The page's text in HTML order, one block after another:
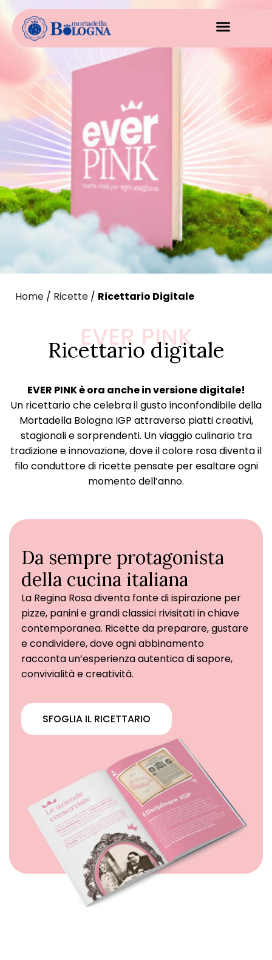
Home / Ricette / Ricettario Digitale
EVER PINK
Ricettario digitale
EVER PINK è ora anche in versione digitale!
Un ricettario che celebra il gusto inconfondibile della
Mortadella Bologna IGP attraverso piatti creativi,
stagionali e sorprendenti. Un viaggio culinario tra
tradizione e innovazione, dove il colore rosa diventa il
filo conduttore di ricette pensate per esaltare ogni
momento dell’anno.
Da sempre protagonista
della cucina italiana
La Regina Rosa diventa fonte di ispirazione per
pizze, panini e grandi classici rivisitati in chiave
contemporanea. Ricette da preparare, gustare
e condividere, dove ogni abbinamento
racconta un’esperienza autentica di sapore,
convivialità e creatività.
SFOGLIA IL RICETTARIO